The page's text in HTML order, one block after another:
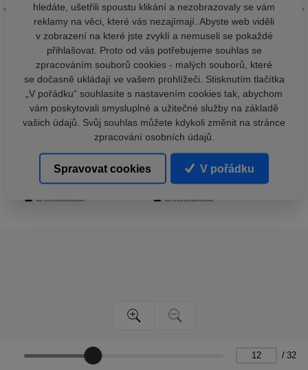
/ 32
hledáte, ušetřili spoustu klikání a nezobrazovaly se vám
reklamy na věci, které vás nezajímají. Abyste web viděli
v zobrazení na které jste zvyklí a nemuseli se pokaždé
přihlašovat. Proto od vás potřebujeme souhlas se
zpracováním souborů cookies - malých souborů, které
se dočasně ukládají ve vašem prohlížeči. Stisknutím tlačítka
„V pořádku“ souhlasíte s nastavením cookies tak, abychom
vám poskytovali smysluplné a užitečné služby na základě
vašich údajů. Svůj souhlas můžete kdykoli změnit na stránce
zpracování osobních údajů.
Spravovat cookies V pořádku